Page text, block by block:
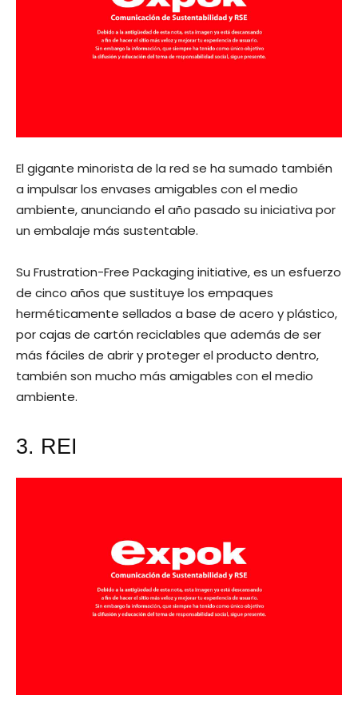
El gigante minorista de la red se ha sumado también
a impulsar los envases amigables con el medio
ambiente, anunciando el año pasado su iniciativa por
un embalaje más sustentable.
Su Frustration-Free Packaging initiative, es un esfuerzo
de cinco años que sustituye los empaques
herméticamente sellados a base de acero y plástico,
por cajas de cartón reciclables que además de ser
más fáciles de abrir y proteger el producto dentro,
también son mucho más amigables con el medio
ambiente.
3. REI